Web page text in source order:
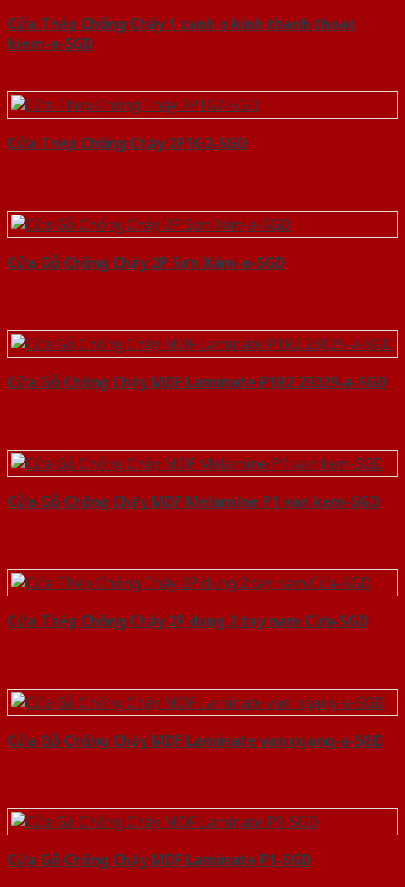
Cửa Thép Chống Cháy 1 canh o kinh thanh thoat
hiem-a-SGD
Cửa Thép Chống Cháy 2P1G2-SGD
Cửa Gỗ Chống Cháy 2P Sơn Xám-a-SGD
Cửa Gỗ Chống Cháy MDF Laminate P1R2 23029-a-SGD
Cửa Gỗ Chống Cháy MDF Melamine P1 van kem-SGD
Cửa Thép Chống Cháy 2P dung 2 tay nam Cửa-SGD
Cửa Gỗ Chống Cháy MDF Laminate van ngang-a-SGD
Cửa Gỗ Chống Cháy MDF Laminate P1-SGD